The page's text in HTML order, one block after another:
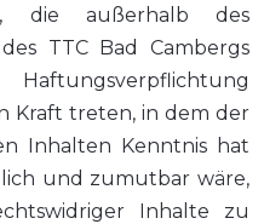
die außerhalb des
TTC Bad Cambergs
Kraft treten, in dem der
Inhalten Kenntnis hat
und zumutbar wäre,
Inhalte zu